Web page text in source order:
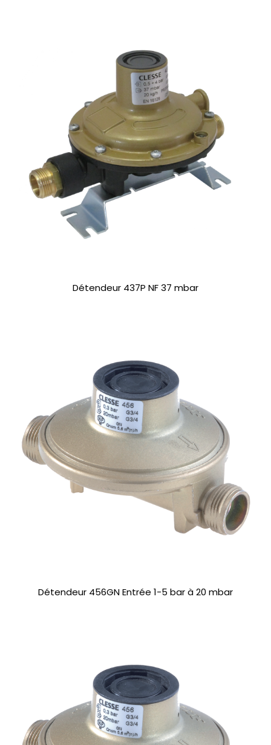
Détendeur 437P NF 37 mbar
Détendeur 456GN Entrée 1-5 bar à 20 mbar